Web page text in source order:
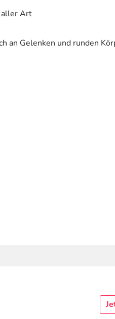
aller Art
an Gelenken und runden